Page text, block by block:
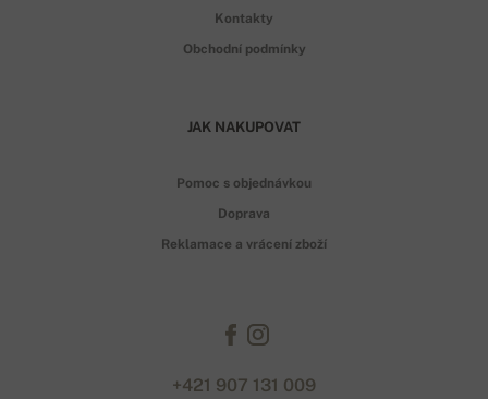
Kontakty
Obchodní podmínky
JAK NAKUPOVAT
Pomoc s objednávkou
Doprava
Reklamace a vrácení zboží
+421 907 131 009